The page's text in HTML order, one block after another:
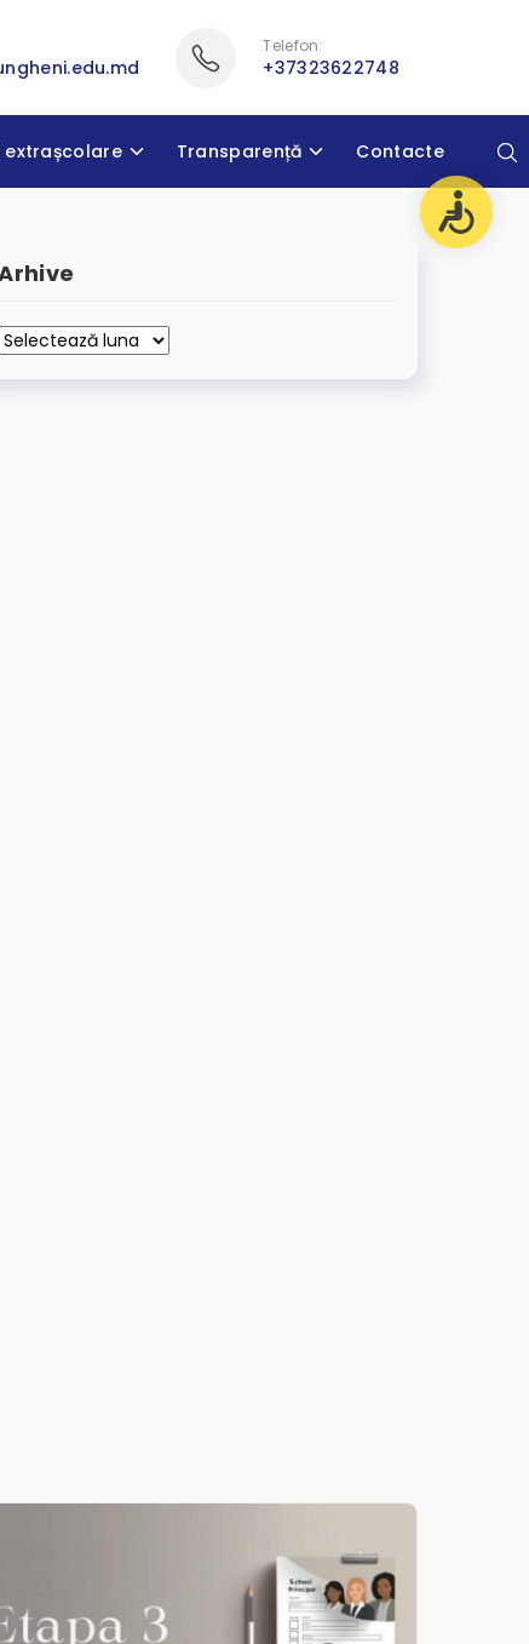
Telefon:
+37323622748
extrașcolare Transparență Contacte
Arhive